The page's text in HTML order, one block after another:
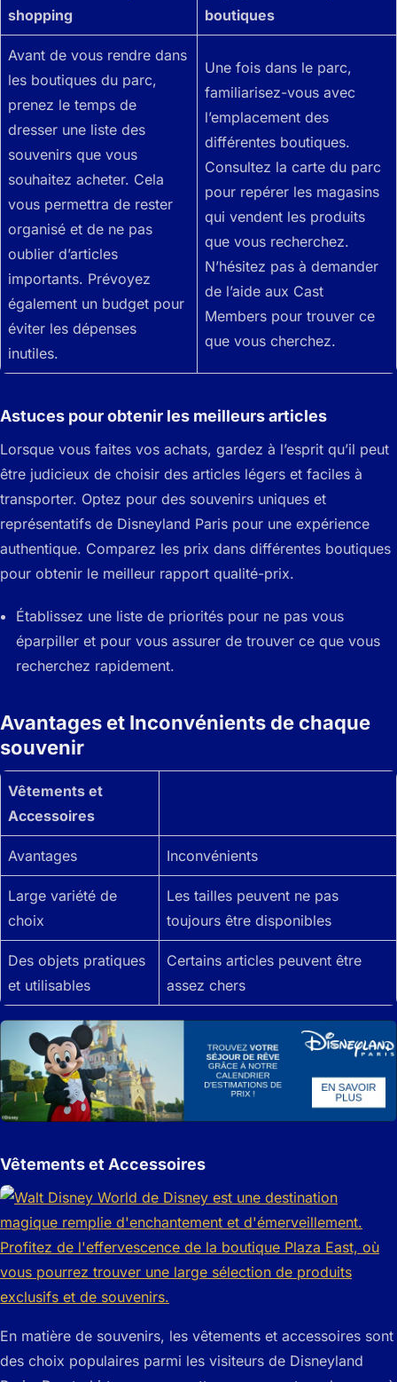
shopping
boutiques
Avant de vous rendre dans
les boutiques du parc,
prenez le temps de
dresser une liste des
souvenirs que vous
souhaitez acheter. Cela
vous permettra de rester
organisé et de ne pas
oublier d’articles
importants. Prévoyez
également un budget pour
éviter les dépenses
inutiles.
Une fois dans le parc,
familiarisez-vous avec
l’emplacement des
différentes boutiques.
Consultez la carte du parc
pour repérer les magasins
qui vendent les produits
que vous recherchez.
N’hésitez pas à demander
de l’aide aux Cast
Members pour trouver ce
que vous cherchez.
Astuces pour obtenir les meilleurs articles
Lorsque vous faites vos achats, gardez à l’esprit qu’il peut
être judicieux de choisir des articles légers et faciles à
transporter. Optez pour des souvenirs uniques et
représentatifs de Disneyland Paris pour une expérience
authentique. Comparez les prix dans différentes boutiques
pour obtenir le meilleur rapport qualité-prix.
Établissez une liste de priorités pour ne pas vous
éparpiller et pour vous assurer de trouver ce que vous
recherchez rapidement.
Avantages et Inconvénients de chaque
souvenir
Vêtements et
Accessoires
Avantages Inconvénients
Large variété de
choix
Les tailles peuvent ne pas
toujours être disponibles
Des objets pratiques
et utilisables
Certains articles peuvent être
assez chers
Vêtements et Accessoires
En matière de souvenirs, les vêtements et accessoires sont
des choix populaires parmi les visiteurs de Disneyland